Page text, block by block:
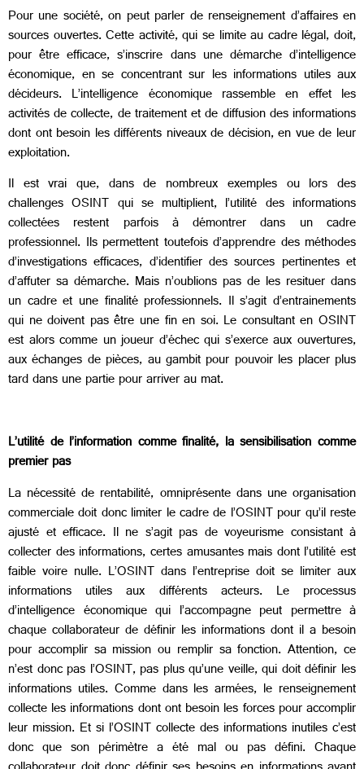
Pour une société, on peut parler de renseignement d’affaires en
sources ouvertes. Cette activité, qui se limite au cadre légal, doit,
pour être efficace, s’inscrire dans une démarche d’intelligence
économique, en se concentrant sur les informations utiles aux
décideurs. L’intelligence économique rassemble en effet les
activités de collecte, de traitement et de diffusion des informations
dont ont besoin les différents niveaux de décision, en vue de leur
exploitation.
Il est vrai que, dans de nombreux exemples ou lors des
challenges OSINT qui se multiplient, l’utilité des informations
collectées restent parfois à démontrer dans un cadre
professionnel. Ils permettent toutefois d’apprendre des méthodes
d’investigations efficaces, d’identifier des sources pertinentes et
d’affuter sa démarche. Mais n’oublions pas de les resituer dans
un cadre et une finalité professionnels. Il s’agit d’entrainements
qui ne doivent pas être une fin en soi. Le consultant en OSINT
est alors comme un joueur d’échec qui s’exerce aux ouvertures,
aux échanges de pièces, au gambit pour pouvoir les placer plus
tard dans une partie pour arriver au mat.
L’utilité de l’information comme finalité, la sensibilisation comme
premier pas
La nécessité de rentabilité, omniprésente dans une organisation
commerciale doit donc limiter le cadre de l’OSINT pour qu’il reste
ajusté et efficace. Il ne s’agit pas de voyeurisme consistant à
collecter des informations, certes amusantes mais dont l’utilité est
faible voire nulle. L’OSINT dans l’entreprise doit se limiter aux
informations utiles aux différents acteurs. Le processus
d’intelligence économique qui l’accompagne peut permettre à
chaque collaborateur de définir les informations dont il a besoin
pour accomplir sa mission ou remplir sa fonction. Attention, ce
n’est donc pas l’OSINT, pas plus qu’une veille, qui doit définir les
informations utiles. Comme dans les armées, le renseignement
collecte les informations dont ont besoin les forces pour accomplir
leur mission. Et si l’OSINT collecte des informations inutiles c’est
donc que son périmètre a été mal ou pas défini. Chaque